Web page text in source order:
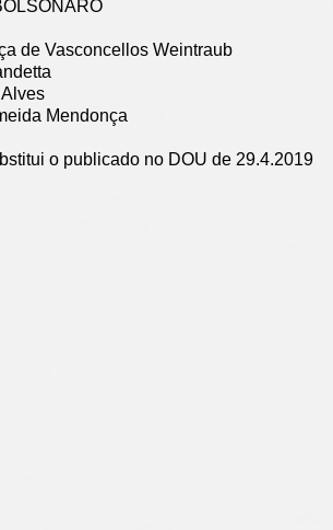
de Vasconcellos Weintraub
Mendonça
o publicado no DOU de 29.4.2019